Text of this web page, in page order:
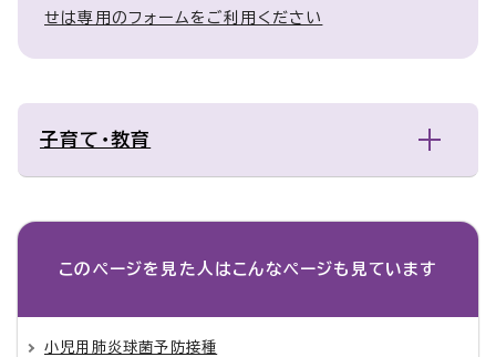
せは専用のフォームをご利用ください
子育て・教育
このページを見た人は こんなページも見ています
小児用肺炎球菌予防接種